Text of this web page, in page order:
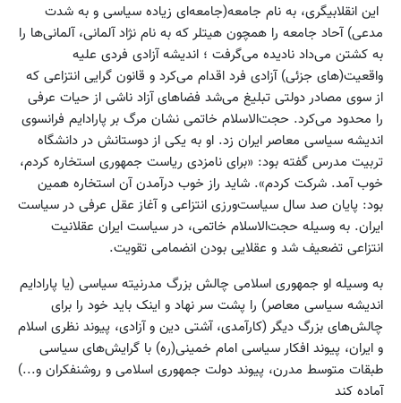
این انقلابیگری، به نام جامعه(جامعه‌ای زیاده سیاسی و به شدت
مدعی) آحاد جامعه را همچون هیتلر که به نام نژاد آلمانی، آلمانی‌ها را
به کشتن می‌داد نادیده می‌گرفت ؛ اندیشه آزادی فردی علیه
واقعیت(های جزئی) آزادی فرد اقدام می‌کرد و قانون گرایی انتزاعی که
از سوی مصادر دولتی تبلیغ می‌شد فضاهای آزاد ناشی از حیات عرفی
را محدود می‌کرد. حجت‌الاسلام خاتمی نشان مرگ بر پارادایم فرانسوی
اندیشه سیاسی معاصر ایران زد. او به یکی از دوستانش در دانشگاه
تربیت‌ مدرس گفته بود: «برای نامزدی ریاست جمهوری استخاره کردم،
خوب آمد. شرکت کردم». شاید راز خوب درآمدن آن استخاره همین
بود: پایان صد سال سیاست‌ورزی انتزاعی و آغاز عقل عرفی در سیاست
ایران. به وسیله حجت‌الاسلام خاتمی، در سیاست ایران عقلانیت
انتزاعی تضعیف شد و عقلایی بودن انضمامی تقویت.
به وسیله او جمهوری اسلامی چالش بزرگ مدرنیته سیاسی (یا پارادایم
اندیشه سیاسی معاصر) را پشت سر نهاد و اینک باید خود را برای
چالش‌های بزرگ دیگر (کارآمدی، آشتی دین و آزادی، پیوند نظری اسلام
و ایران، پیوند افکار سیاسی امام خمینی(ره) با گرایش‌های سیاسی
طبقات متوسط مدرن، پیوند دولت جمهوری اسلامی و روشنفکران و...)
آماده کند